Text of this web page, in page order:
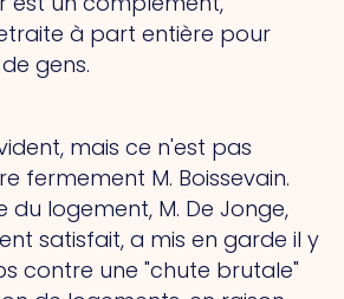
à part entière pour
gens.
mais ce n'est pas
fermement M. Boissevain.
du logement, M. De Jonge,
satisfait, a mis en garde il y
contre une "chute brutale"